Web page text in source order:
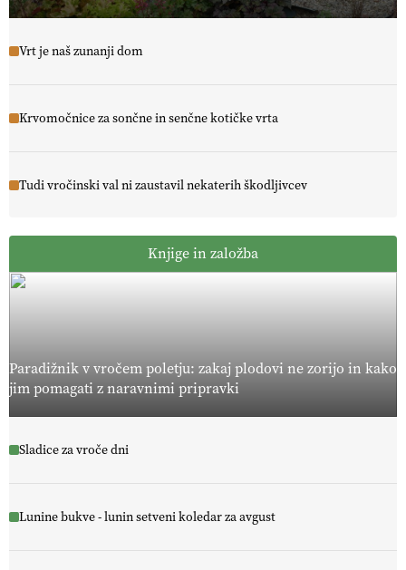
Vrt je naš zunanji dom
Krvomočnice za sončne in senčne kotičke vrta
Tudi vročinski val ni zaustavil nekaterih škodljivcev
Knjige in založba
Paradižnik v vročem poletju: zakaj plodovi ne zorijo in kako
jim pomagati z naravnimi pripravki
Sladice za vroče dni
Lunine bukve - lunin setveni koledar za avgust